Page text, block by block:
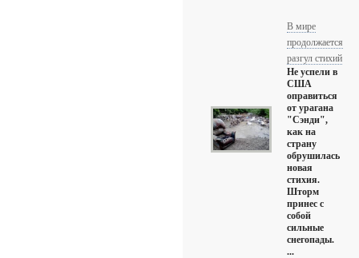
В мире
продолжается
разгул стихий
Не успели в
США
оправиться
от урагана
"Сэнди",
как на
страну
обрушилась
новая
стихия.
Шторм
принес с
собой
сильные
снегопады.
...